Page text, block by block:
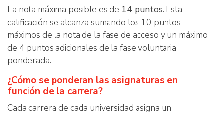
La nota máxima posible es de 14 puntos. Esta
calificación se alcanza sumando los 10 puntos
máximos de la nota de la fase de acceso y un máximo
de 4 puntos adicionales de la fase voluntaria
ponderada.
¿Cómo se ponderan las asignaturas en
función de la carrera?
Cada carrera de cada universidad asigna un